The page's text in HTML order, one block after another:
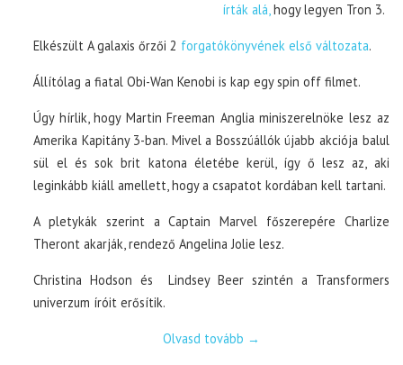
írták alá,hogy legyen Tron 3.
Elkészült A galaxis őrzői 2 forgatókönyvének első változata.
Állítólag a fiatal Obi-Wan Kenobi is kap egy spin off filmet.
Úgy hírlik, hogy Martin Freeman Anglia miniszerelnöke lesz az
Amerika Kapitány 3-ban. Mivel a Bosszúállók újabb akciója balul
sül el és sok brit katona életébe kerül, így ő lesz az, aki
leginkább kiáll amellett, hogy a csapatot kordában kell tartani.
A pletykák szerint a Captain Marvel főszerepére Charlize
Theront akarják, rendező Angelina Jolie lesz.
Christina Hodson és Lindsey Beer szintén a Transformers
univerzum íróit erősítik.
Olvasd tovább →